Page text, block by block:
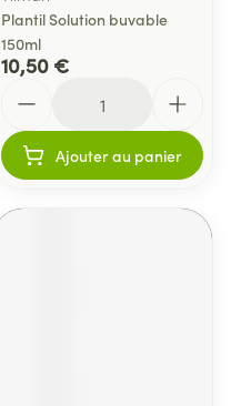
Plantil Solution buvable
150ml
10,50 €
Ajouter au panier